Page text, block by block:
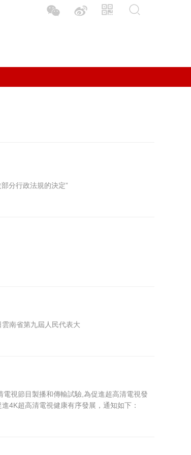
分行政法規的決定”
南省第九屆人民代表大
視節目製播和傳輸試驗,為促進超高清電視發
4K超高清電視健康有序發展，通知如下：